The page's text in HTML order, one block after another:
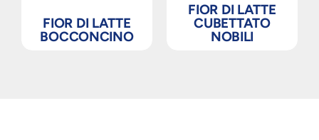
FIOR DI LATTE
BOCCONCINO
FIOR DI LATTE
CUBETTATO
NOBILI